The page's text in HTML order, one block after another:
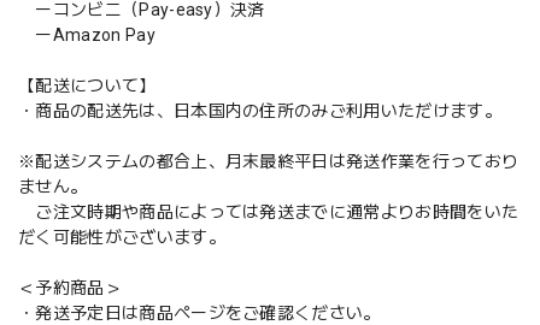
ーコンビニ（Pay-easy）決済
ーAmazon Pay
【配送について】
・商品の配送先は、日本国内の住所のみご利用いただけます。
※配送システムの都合上、月末最終平日は発送作業を行っており
ません。
ご注文時期や商品によっては発送までに通常よりお時間をいた
だく可能性がございます。
＜予約商品＞
・発送予定日は商品ページをご確認ください。